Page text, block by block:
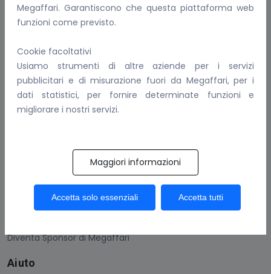
Megaffari. Garantiscono che questa piattaforma web
funzioni come previsto.
Cookie facoltativi
Usiamo strumenti di altre aziende per i servizi
pubblicitari e di misurazione fuori da Megaffari, per i
dati statistici, per fornire determinate funzioni e
migliorare i nostri servizi.
Maggiori informazioni
Accetta solo essenziali Accetta tutti
Per Conoscerci Meglio
I nostri servizi
Informativa sulla privacy
Come gestiamo i cookie
Contattaci
Condizioni generali
Protezione acquisti
Diventa Sponsor di Megaffari
Aiuto